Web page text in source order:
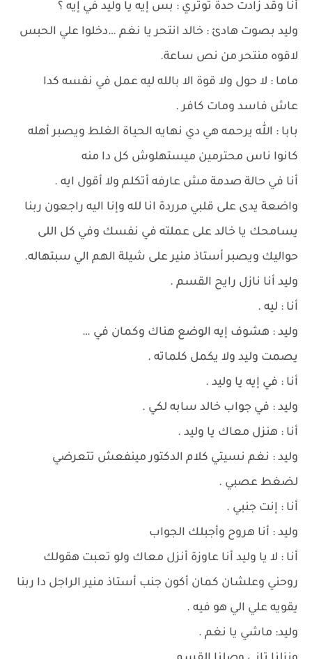
أنا وقد زادت حدة توتري : بس إيه يا وليد في إيه ؟
وليد بصوت هادئ : خالد انتحر يا نغم …دخلوا علي الحبس
لاقوه منتحر من نص ساعة.
ماما : لا حول ولا قوة الا بالله ليه عمل في نفسه كدا
عاش فاسد ومات كافر .
بابا : الله يرحمه هي دي نهايه الحياة الغلط ويصبر أهله
كانوا ناس محترمين ميستهلوش كل دا منه
أنا في حالة صدمة مش عارفه أتكلم ولا أقول ايه .
واضعة يدى على قلبي مرردة انا لله وإنا اليه راجعون ربنا
يسامحك يا خالد على عملته في نفسك وفي كل اللى
حواليك ويصبر أستاذ منير على شيلة الهم الي سبتهاله.
وليد أنا نازل رايح القسم .
أنا : ليه .
وليد : هشوف إيه الوضع هناك وكمان في …
يصمت وليد ولا يكمل كلماته .
أنا : في إيه يا وليد .
وليد : في جواب خالد سابه لكي .
أنا : هنزل معاك يا وليد .
وليد : نغم نسيتي كلام الدكتور مينفعش تتعرضي
لضغط عصبي .
أنا : إنت جنبي .
وليد : أنا هروح وأجبلك الجواب
أنا : لا يا وليد أنا عاوزة أنزل معاك ولو تعبت هقولك
روحني وعلشان كمان أكون جنب أستاذ منير الراجل دا ربنا
يقويه علي الي هو فيه .
وليد: ماشي يا نغم .